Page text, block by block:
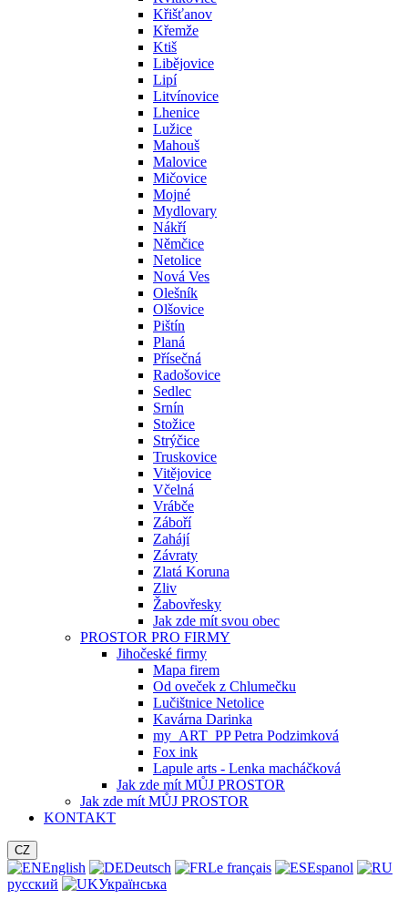
Křišťanov
Křemže
Ktiš
Libějovice
Lipí
Litvínovice
Lhenice
Lužice
Mahouš
Malovice
Mičovice
Mojné
Mydlovary
Nákří
Němčice
Netolice
Nová Ves
Olešník
Olšovice
Pištín
Planá
Přísečná
Radošovice
Sedlec
Srnín
Stožice
Strýčice
Truskovice
Vitějovice
Včelná
Vrábče
Záboří
Zahájí
Závraty
Zlatá Koruna
Zliv
Žabovřesky
Jak zde mít svou obec
PROSTOR PRO FIRMY
Jihočeské firmy
Mapa firem
Od oveček z Chlumečku
Lučištnice Netolice
Kavárna Darinka
my_ART_PP Petra Podzimková
Fox ink
Lapule arts - Lenka macháčková
Jak zde mít MŮJ PROSTOR
Jak zde mít MŮJ PROSTOR
KONTAKT
CZ
English Deutsch Le français
Espanol
русский
Українська